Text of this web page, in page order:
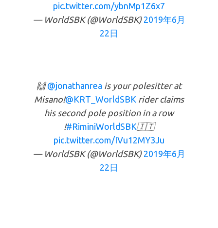
pic.twitter.com/ybnMp1Z6x7
— WorldSBK (@WorldSBK) 2019年6月
22日
🙌@jonathanrea is your polesitter at
Misano!@KRT_WorldSBK rider claims
his second pole position in a row
!#RiminiWorldSBK🇮🇹
pic.twitter.com/IVu12MY3Ju
— WorldSBK (@WorldSBK) 2019年6月
22日